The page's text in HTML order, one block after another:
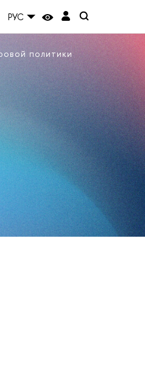
РУС
политики